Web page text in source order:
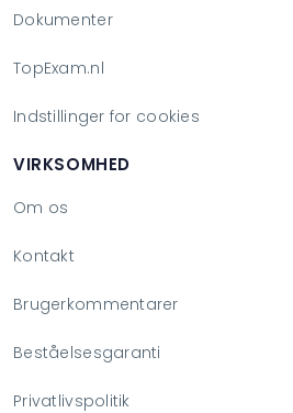
Dokumenter
TopExam.nl
Indstillinger for cookies
VIRKSOMHED
Om os
Kontakt
Brugerkommentarer
Beståelsesgaranti
Privatlivspolitik